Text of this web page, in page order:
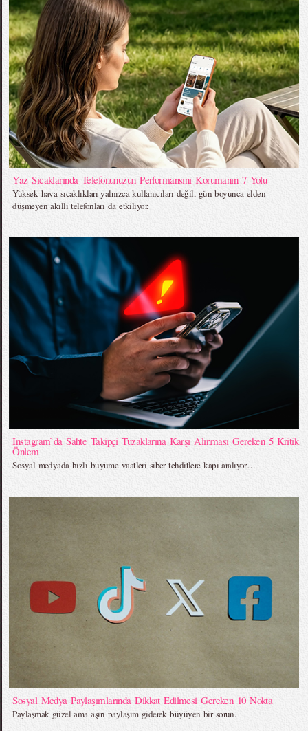
Yaz Sıcaklarında Telefonunuzun Performansını Korumanın 7 Yolu
Yüksek hava sıcaklıkları yalnızca kullanıcıları değil, gün boyunca elden
düşmeyen akıllı telefonları da etkiliyor.
Instagram`da Sahte Takipçi Tuzaklarına Karşı Alınması Gereken 5 Kritik
Önlem
Sosyal medyada hızlı büyüme vaatleri siber tehditlere kapı aralıyor….
Sosyal Medya Paylaşımlarında Dikkat Edilmesi Gereken 10 Nokta
Paylaşmak güzel ama aşırı paylaşım giderek büyüyen bir sorun.